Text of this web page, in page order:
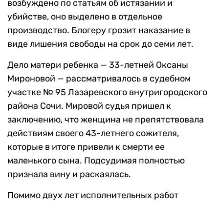
возбуждено по статьям об истязании и
убийстве, оно выделено в отдельное
производство. Блогеру грозит наказание в
виде лишения свободы на срок до семи лет.
Дело матери ребенка — 33-летней Оксаны
Мироновой — рассматривалось в судебном
участке № 95 Лазаревского внутригородского
района Сочи. Мировой судья пришел к
заключению, что женщина не препятствовала
действиям своего 43-летнего сожителя,
которые в итоге привели к смерти ее
маленького сына. Подсудимая полностью
признала вину и раскаялась.
Помимо двух лет исполнительных работ